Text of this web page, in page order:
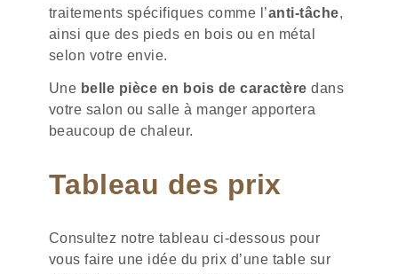
traitements spécifiques comme l’anti-tâche,
ainsi que des pieds en bois ou en métal
selon votre envie.
Une belle pièce en bois de caractère dans
votre salon ou salle à manger apportera
beaucoup de chaleur.
Tableau des prix
Consultez notre tableau ci-dessous pour
vous faire une idée du prix d’une table sur